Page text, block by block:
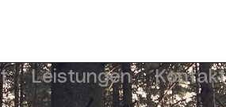
Leistungen Kontakt